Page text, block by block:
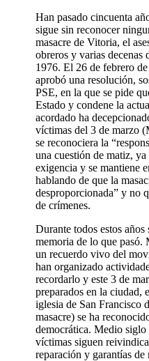
Han pasado cincuenta
sigue sin reconocer
masacre de Vitoria, el
obreros y varias decenas
1976. El 26 de febrero
aprobó una resolución,
PSE, en la que se pide
Estado y condene la
acordado ha
víctimas del 3 de marzo
se reconociera la
una cuestión de matiz,
exigencia y se mantiene
hablando de que la
desproporcionada” y no
de crímenes.
Durante todos estos
memoria de lo que pasó.
un recuerdo vivo del
han organizado
recordarlo y este 3 de
preparados en la ciudad,
iglesia de San Francisco
masacre) se ha
democrática. Medio siglo
víctimas siguen
reparación y garantías de